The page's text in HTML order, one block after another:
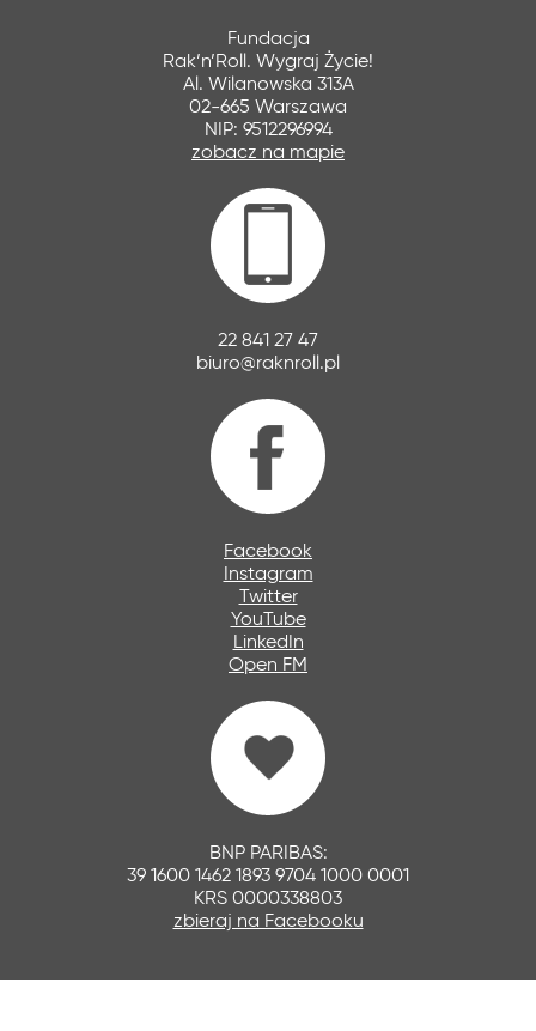
Fundacja
Rak’n’Roll. Wygraj Życie!
Al. Wilanowska 313A
02-665 Warszawa
NIP: 9512296994
zobacz na mapie
22 841 27 47
biuro@raknroll.pl
Facebook
Instagram
Twitter
YouTube
LinkedIn
Open FM
BNP PARIBAS:
39 1600 1462 1893 9704 1000 0001
KRS 0000338803
zbieraj na Facebooku